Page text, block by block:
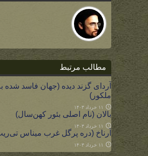
مطالب مرتبط
آردای گزند دیده (جهان فاسد
ملکور)
۱۱ خرداد ۱۴۰۳
بالان (نام اصلی بئور کهن‌سال)
۱۱ خرداد ۱۴۰۳
آرناخ (دره پرگل غرب میناس
۱۱ خرداد ۱۴۰۳